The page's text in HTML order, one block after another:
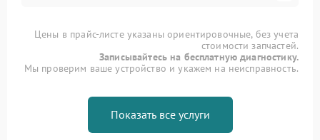
Цены в прайс-листе указаны ориентировочные, без учета
стоимости запчастей.
Записывайтесь на бесплатную диагностику.
Мы проверим ваше устройство и укажем на неисправность.
Показать все услуги